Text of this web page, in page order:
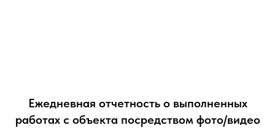
Ежедневная отчетность о выполненных
работах с объекта посредством фото/видео